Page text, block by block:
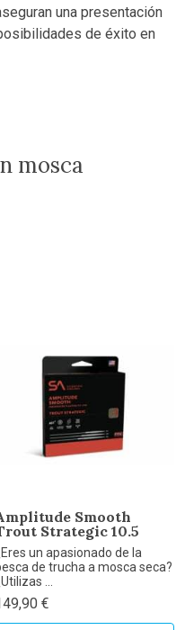
una presentación
de éxito en
mosca
Smooth
Strategic 10.5
un apasionado de la
de trucha a mosca seca?
...
€